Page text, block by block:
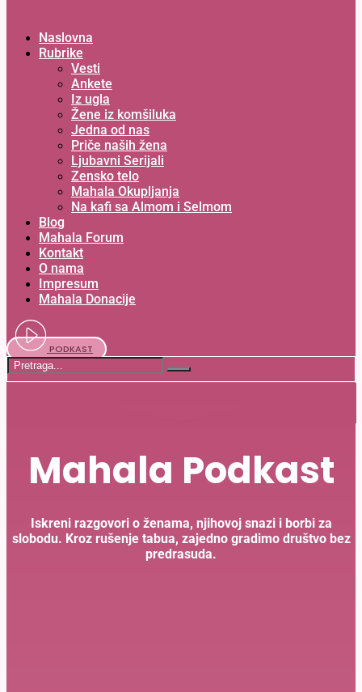
Naslovna
Rubrike
Vesti
Ankete
Iz ugla
Žene iz komšiluka
Jedna od nas
Priče naših žena
Ljubavni Serijali
Zensko telo
Mahala Okupljanja
Na kafi sa Almom i Selmom
Blog
Mahala Forum
Kontakt
O nama
Impresum
Mahala Donacije
PODKAST
Mahala Podkast
Iskreni razgovori o ženama, njihovoj snazi i borbi za
slobodu. Kroz rušenje tabua, zajedno gradimo društvo bez
predrasuda.